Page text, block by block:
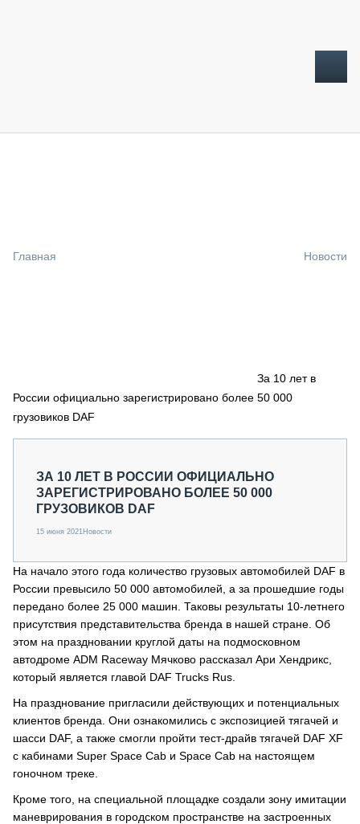
СПЕЦПРОЕКТЫ
МЕРОПРИЯТИЯ
СТАТЬИ ПО КАТЕГОРИЯМ ТЕХНИКИ
Главная Новости
За 10 лет в
России официально зарегистрировано более 50 000
грузовиков DAF
ЗА 10 ЛЕТ В РОССИИ ОФИЦИАЛЬНО
ЗАРЕГИСТРИРОВАНО БОЛЕЕ 50 000
ГРУЗОВИКОВ DAF
15 июня 2021Новости
На начало этого года количество грузовых автомобилей DAF в
России превысило 50 000 автомобилей, а за прошедшие годы
передано более 25 000 машин. Таковы результаты 10-летнего
присутствия представительства бренда в нашей стране. Об
этом на праздновании круглой даты на подмосковном
автодроме ADM Raceway Мячково рассказал Ари Хендрикс,
который является главой DAF Trucks Rus.
На празднование пригласили действующих и потенциальных
клиентов бренда. Они ознакомились с экспозицией тягачей и
шасси DAF, а также смогли пройти тест-драйв тягачей DAF XF
с кабинами Super Space Cab и Space Сab на настоящем
гоночном треке.
Кроме того, на специальной площадке создали зону имитации
маневрирования в городском пространстве на застроенных